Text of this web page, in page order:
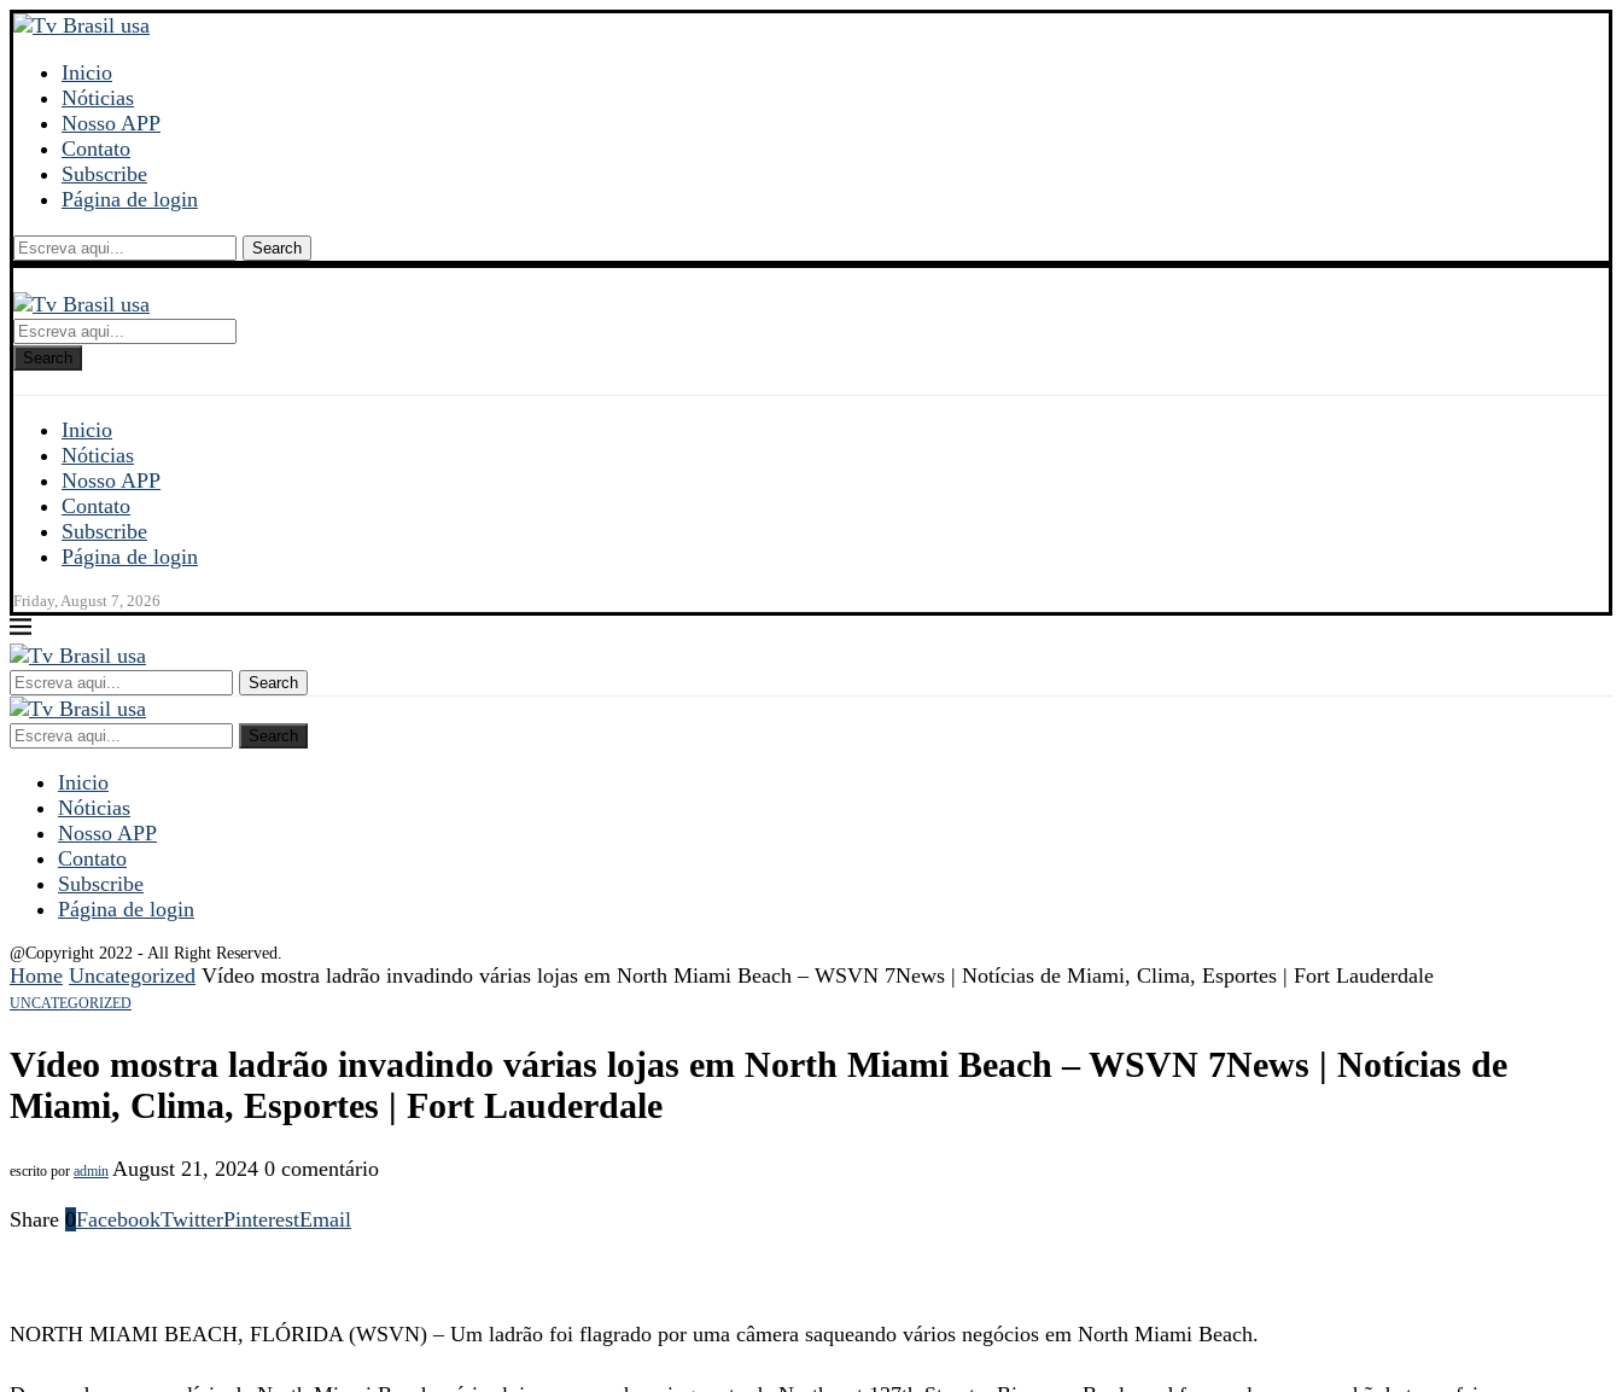
Inicio
Nóticias
Nosso APP
Contato
Subscribe
Página de login
Search
Search
Inicio
Nóticias
Nosso APP
Contato
Subscribe
Página de login
Friday, August 7, 2026
Search
Search
Inicio
Nóticias
Nosso APP
Contato
Subscribe
Página de login
@Copyright 2022 - All Right Reserved.
Home Uncategorized Vídeo mostra ladrão invadindo várias lojas em North Miami Beach – WSVN 7News | Notícias de Miami, Clima, Esportes | Fort Lauderdale
UNCATEGORIZED
Vídeo mostra ladrão invadindo várias lojas em North Miami Beach – WSVN 7News | Notícias de
Miami, Clima, Esportes | Fort Lauderdale
escrito por admin August 21, 2024 0 comentário
Share 0FacebookTwitterPinterestEmail
NORTH MIAMI BEACH, FLÓRIDA (WSVN) – Um ladrão foi flagrado por uma câmera saqueando vários negócios em North Miami Beach.